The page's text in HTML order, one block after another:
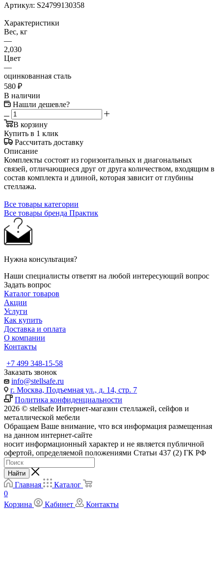
Артикул: S24799130358
Характеристики
Вес, кг
—
2,030
Цвет
—
оцинкованная сталь
580 ₽
В наличии
Нашли дешевле?
В корзину
Купить в 1 клик
Рассчитать доставку
Описание
Комплекты состоят из горизонтальных и диагональных
связей, отличающиеся друг от друга количеством, входящим в
состав комплекта и длиной, которая зависит от глубины
стеллажа.
Все товары категории
Все товары бренда Практик
Нужна консультация?
Наши специалисты ответят на любой интересующий вопрос
Задать вопрос
Каталог товаров
Акции
Услуги
Как купить
Доставка и оплата
О компании
Контакты
+7 499 348-15-58
Заказать звонок
info@stellsafe.ru
г. Москва, Подъемная ул., д. 14, стр. 7
Политика конфиденциальности
2026 © stellsafe Интернет-магазин стеллажей, сейфов и
металлической мебели
Обращаем Ваше внимание, что вся информация размещенная
на данном интернет-сайте
носит информационный характер и не является публичной
офертой, определяемой положениями Статьи 437 (2) ГК РФ
Найти
Главная
Каталог
0
Корзина
Кабинет Контакты